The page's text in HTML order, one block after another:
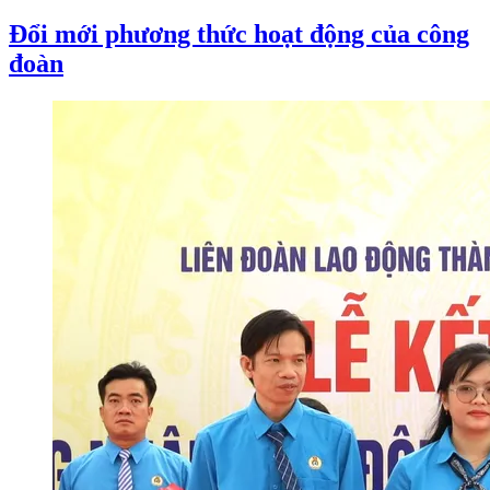
Đổi mới phương thức hoạt động của công
đoàn